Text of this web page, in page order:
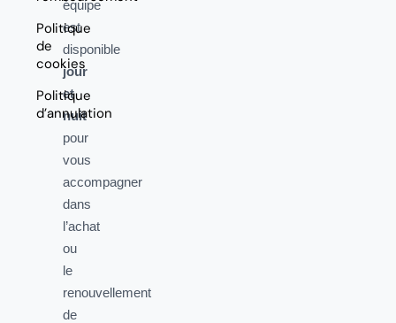
Politique
de
cookies
Politique
d’annulation
équipe
est
disponible
jour
et
nuit
pour
vous
accompagner
dans
l’achat
ou
le
renouvellement
de